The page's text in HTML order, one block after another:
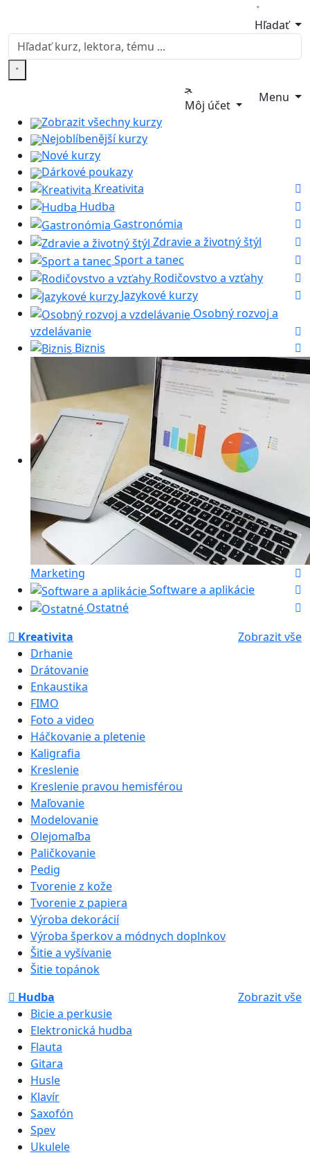
Hľadať
Môj účet
Menu
Zobrazit všechny kurzy
Nejoblíbenější kurzy
Nové kurzy
Dárkové poukazy
Kreativita
Hudba
Gastronómia
Zdravie a životný štýl
Sport a tanec
Rodičovstvo a vzťahy
Jazykové kurzy
Osobný rozvoj a
vzdelávanie
Biznis
Marketing
Software a aplikácie
Ostatné
Kreativita
Zobrazit vše
Drhanie
Drátovanie
Enkaustika
FIMO
Foto a video
Háčkovanie a pletenie
Kaligrafia
Kreslenie
Kreslenie pravou hemisférou
Maľovanie
Modelovanie
Olejomaľba
Paličkovanie
Pedig
Tvorenie z kože
Tvorenie z papiera
Výroba dekorácií
Výroba šperkov a módnych doplnkov
Šitie a vyšívanie
Šitie topánok
Hudba
Zobrazit vše
Bicie a perkusie
Elektronická hudba
Flauta
Gitara
Husle
Klavír
Saxofón
Spev
Ukulele